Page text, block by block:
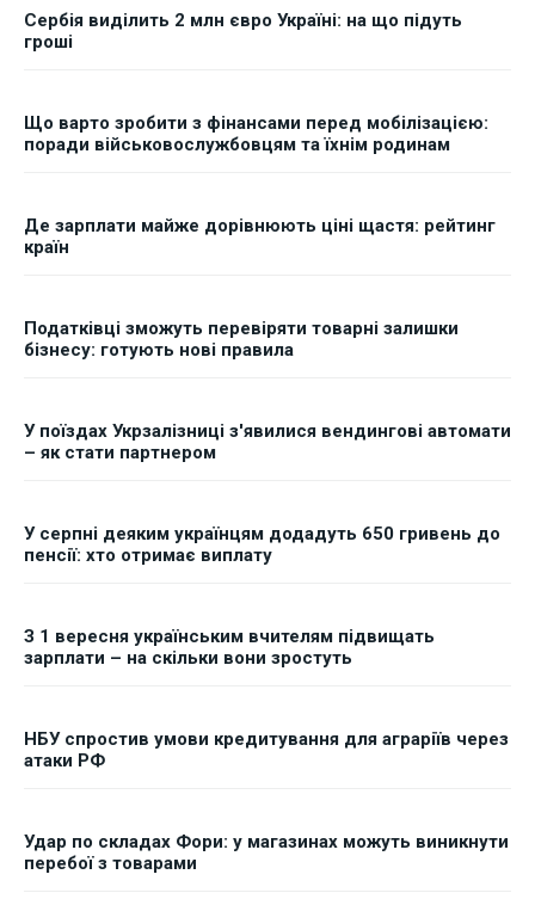
Сербія виділить 2 млн євро Україні: на що підуть
гроші
Що варто зробити з фінансами перед мобілізацією:
поради військовослужбовцям та їхнім родинам
Де зарплати майже дорівнюють ціні щастя: рейтинг
країн
Податківці зможуть перевіряти товарні залишки
бізнесу: готують нові правила
У поїздах Укрзалізниці з'явилися вендингові автомати
– як стати партнером
У серпні деяким українцям додадуть 650 гривень до
пенсії: хто отримає виплату
З 1 вересня українським вчителям підвищать
зарплати – на скільки вони зростуть
НБУ спростив умови кредитування для аграріїв через
атаки РФ
Удар по складах Фори: у магазинах можуть виникнути
перебої з товарами